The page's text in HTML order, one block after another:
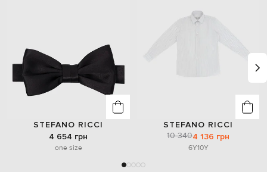
STEFANO RICCI
4 654 грн
one size
STEFANO RICCI
10 3404 136 грн
6Y10Y